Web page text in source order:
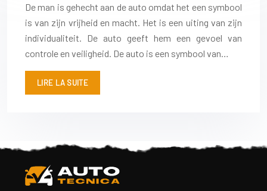
De man is gehecht aan de auto omdat het een symbool
is van zijn vrijheid en macht. Het is een uiting van zijn
individualiteit. De auto geeft hem een gevoel van
controle en veiligheid. De auto is een symbool van…
LIRE LA SUITE